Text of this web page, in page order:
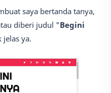
saya bertanda tanya,
diberi judul "Begini
ya.